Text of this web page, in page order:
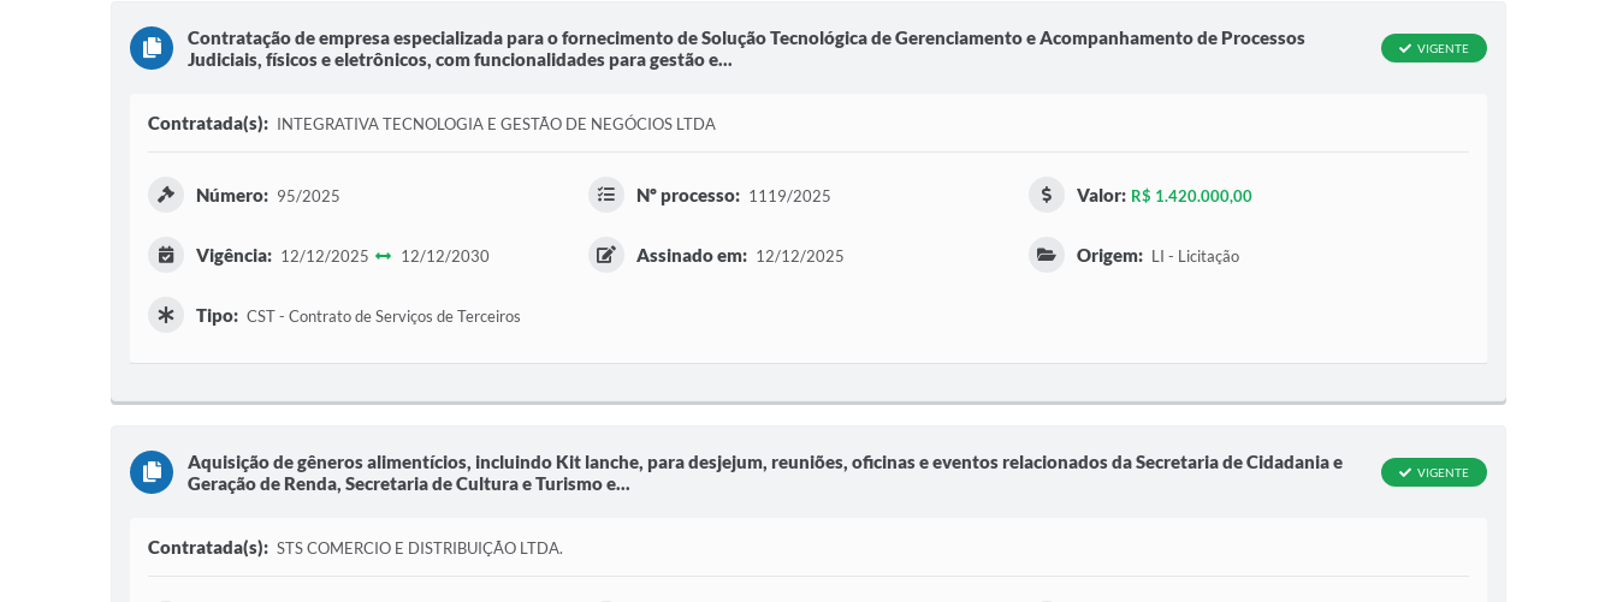
Contratação de empresa especializada para o fornecimento de Solução Tecnológica de Gerenciamento e Acompanhamento de Processos
Judiciais, físicos e eletrônicos, com funcionalidades para gestão e...
VIGENTE
Contratada(s): INTEGRATIVA TECNOLOGIA E GESTÃO DE NEGÓCIOS LTDA
Número: 95/2025 Nº processo: 1119/2025 Valor: R$ 1.420.000,00
Vigência: 12/12/2025 12/12/2030 Assinado em: 12/12/2025 Origem: LI - Licitação
Tipo: CST - Contrato de Serviços de Terceiros
Aquisição de gêneros alimentícios, incluindo Kit lanche, para desjejum, reuniões, oficinas e eventos relacionados da Secretaria de Cidadania e
Geração de Renda, Secretaria de Cultura e Turismo e...
VIGENTE
Contratada(s): STS COMERCIO E DISTRIBUIÇÃO LTDA.